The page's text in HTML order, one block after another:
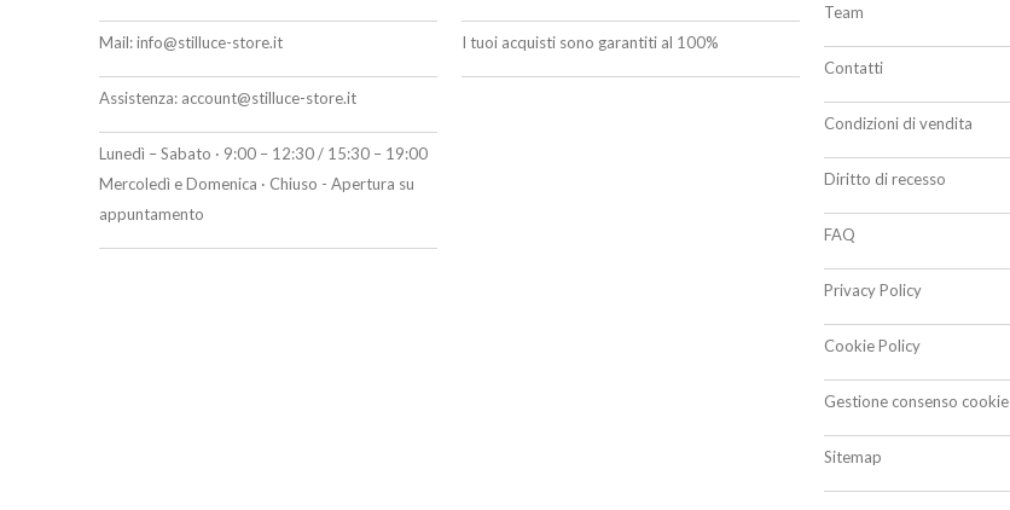
Mail:info@stilluce-store.it
Assistenza: account@stilluce-store.it
Lunedì – Sabato · 9:00 – 12:30 / 15:30 – 19:00
Mercoledì e Domenica · Chiuso - Apertura su
appuntamento
I tuoi acquisti sono garantiti al 100%
Team
Contatti
Condizioni di vendita
Diritto di recesso
FAQ
Privacy Policy
Cookie Policy
Gestione consenso cookie
Sitemap